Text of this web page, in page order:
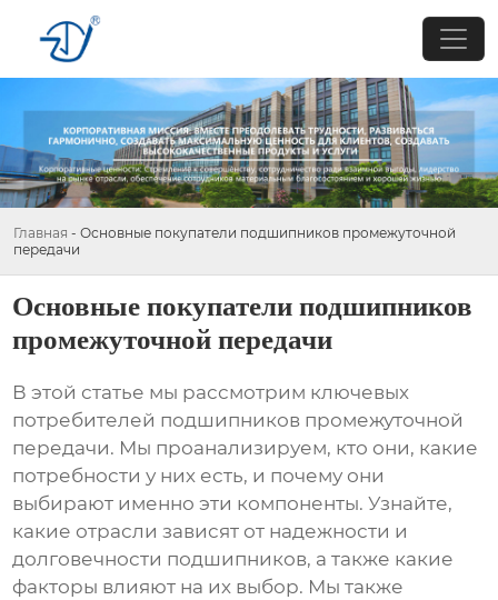
Главная - Основные покупатели подшипников промежуточной
передачи
Основные покупатели подшипников
промежуточной передачи
В этой статье мы рассмотрим ключевых
потребителей подшипников промежуточной
передачи. Мы проанализируем, кто они, какие
потребности у них есть, и почему они
выбирают именно эти компоненты. Узнайте,
какие отрасли зависят от надежности и
долговечности подшипников, а также какие
факторы влияют на их выбор. Мы также